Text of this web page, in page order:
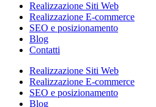
Realizzazione Siti Web
Realizzazione E-commerce
SEO e posizionamento
Blog
Contatti
Realizzazione Siti Web
Realizzazione E-commerce
SEO e posizionamento
Blog